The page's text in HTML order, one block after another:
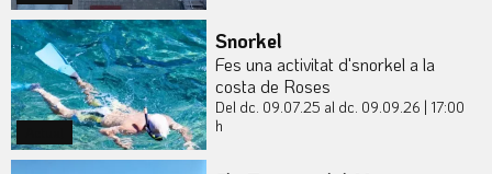
Snorkel
Fes una activitat d'snorkel a la
costa de Roses
Del dc. 09.07.25 al dc. 09.09.26
17:00
h